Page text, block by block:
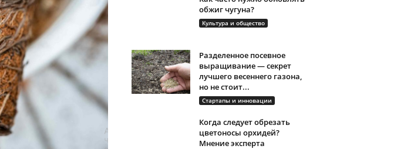
обжиг чугуна?
Культура и общество
Разделенное посевное
выращивание — секрет
лучшего весеннего газона,
но не стоит...
Стартапы и инновации
Когда следует обрезать
цветоносы орхидей?
Мнение эксперта